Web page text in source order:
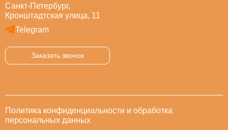
Санкт-Петербург,
Кронштадтская улица, 11
Telegram
Заказать звонок
Политика конфиденциальности и обработка
персональных данных